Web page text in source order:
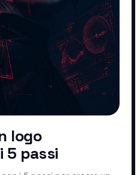
logo
5 passi